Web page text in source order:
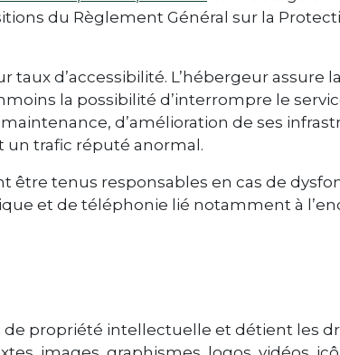
du Règlement Général sur la
d’accessibilité. L’hébergeur assure
la possibilité d’interrompre le
d’amélioration de ses
un trafic réputé anormal.
être tenus responsables en cas de
et de téléphonie lié notamment à
propriété intellectuelle et détient les